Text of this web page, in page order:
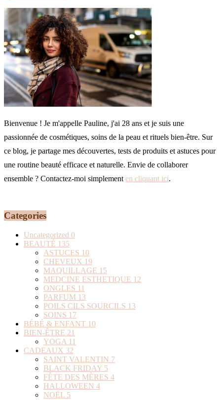
Bienvenue ! Je m'appelle Pauline, j'ai 28 ans et je suis une
passionnée de cosmétiques, soins de la peau et rituels bien-être. Sur
ce blog, je partage mes découvertes, tests de produits et astuces pour
une routine beauté efficace et naturelle. Envie de collaborer
ensemble ? Contactez-moi simplementen cliquant ici.
Categories
Uncategorized 0
BEAUTÉ 135
ASTUCES 10
CHEVEUX 19
MAQUILLAGE 15
MEDCINE ESTHETIQUE 12
ONGLES 11
PARFUM 13
POILS CILS SOURCILS 13
SOINS 17
BÉBÉ & ENFANT 10
BIEN-ÊTRE 21
YOGA 11
CADEAUX 32
SAINT VALENTIN 7
BLACK FRIDAY 5
FÊTE DES MÈRES 4
HALLOWEEN 4
NOËL 5